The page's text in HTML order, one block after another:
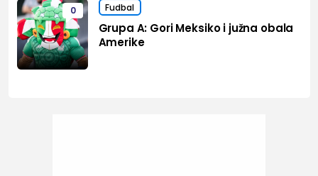
0 Fudbal
Grupa A: Gori Meksiko i južna obala
Amerike